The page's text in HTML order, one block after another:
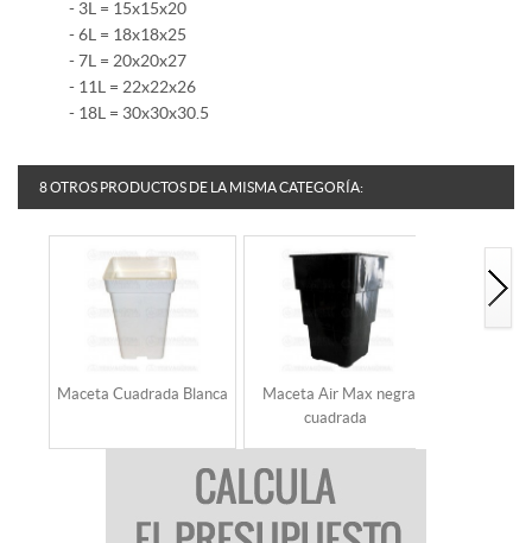
- 3L = 15x15x20
- 6L = 18x18x25
- 7L = 20x20x27
- 11L = 22x22x26
- 18L = 30x30x30.5
8 OTROS PRODUCTOS DE LA MISMA CATEGORÍA:
Maceta Cuadrada Blanca
Maceta Air Max negra
cuadrada